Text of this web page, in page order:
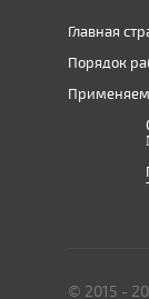
Главная
Порядок
© 2015 -